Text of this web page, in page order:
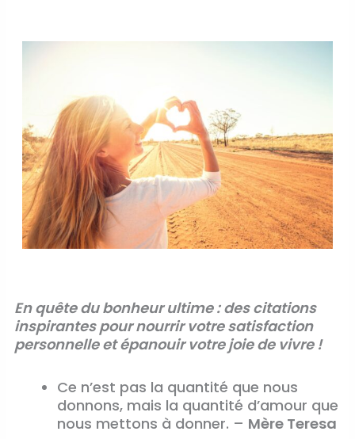
En quête du bonheur ultime : des citations
inspirantes pour nourrir votre satisfaction
personnelle et épanouir votre joie de vivre !
Ce n’est pas la quantité que nous
donnons, mais la quantité d’amour que
nous mettons à donner. – Mère Teresa